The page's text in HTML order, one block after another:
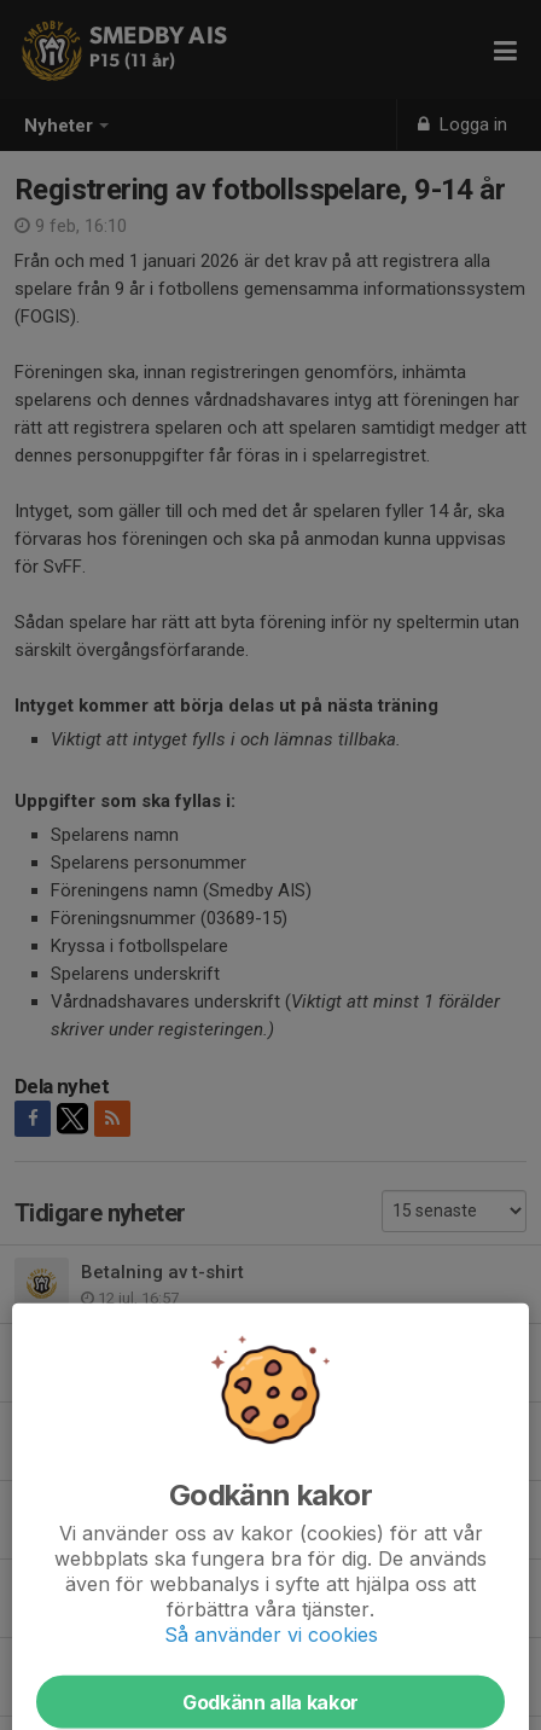
Nyheter Logga in
SMEDBY AIS
P15 (11 år)
Registrering av fotbollsspelare, 9-14 år
9 feb, 16:10
Från och med 1 januari 2026 är det krav på att registrera alla
spelare från 9 år i fotbollens gemensamma informationssystem
(FOGIS).
Föreningen ska, innan registreringen genomförs, inhämta
spelarens och dennes vårdnadshavares intyg att föreningen har
rätt att registrera spelaren och att spelaren samtidigt medger att
dennes personuppgifter får föras in i spelarregistret.
Intyget, som gäller till och med det år spelaren fyller 14 år, ska
förvaras hos föreningen och ska på anmodan kunna uppvisas
för SvFF.
Sådan spelare har rätt att byta förening inför ny speltermin utan
särskilt övergångsförfarande.
Intyget kommer att börja delas ut på nästa träning
Viktigt att intyget fylls i och lämnas tillbaka.
Uppgifter som ska fyllas i:
Spelarens namn
Spelarens personummer
Föreningens namn (Smedby AIS)
Föreningsnummer (03689-15)
Kryssa i fotbollspelare
Spelarens underskrift
Vårdnadshavares underskrift (Viktigt att minst 1 förälder
skriver under registeringen.)
Dela nyhet
Tidigare nyheter
Betalning av t-shirt
12 jul, 16:57
T-shirtarna har kommit!
Supporter T-shirt – P15 Smedby
Påminnelse från föräldragruppen
28 apr, 21:56
⚽️ Stötta Smedby AIS P15! ⚽️
19 apr, 18:22
Godkänn kakor
Vi använder oss av kakor (cookies) för att vår
webbplats ska fungera bra för dig. De används
även för webbanalys i syfte att hjälpa oss att
förbättra våra tjänster.
Så använder vi cookies
Godkänn alla kakor